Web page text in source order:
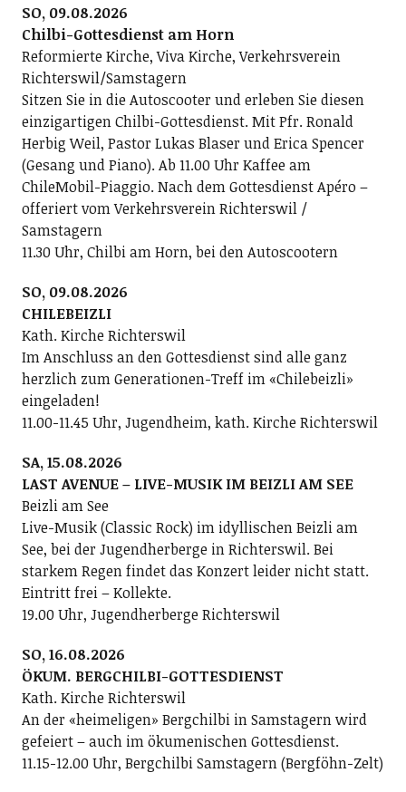
SO, 09.08.2026
Chilbi-Gottesdienst am Horn
Reformierte Kirche, Viva Kirche, Verkehrsverein
Richterswil/Samstagern
Sitzen Sie in die Autoscooter und erleben Sie diesen
einzigartigen Chilbi-Gottesdienst. Mit Pfr. Ronald
Herbig Weil, Pastor Lukas Blaser und Erica Spencer
(Gesang und Piano). Ab 11.00 Uhr Kaffee am
ChileMobil-Piaggio. Nach dem Gottesdienst Apéro –
offeriert vom Verkehrsverein Richterswil /
Samstagern
11.30 Uhr, Chilbi am Horn, bei den Autoscootern
SO, 09.08.2026
CHILEBEIZLI
Kath. Kirche Richterswil
Im Anschluss an den Gottesdienst sind alle ganz
herzlich zum Generationen-Treff im «Chilebeizli»
eingeladen!
11.00-11.45 Uhr, Jugendheim, kath. Kirche Richterswil
SA, 15.08.2026
LAST AVENUE – LIVE-MUSIK IM BEIZLI AM SEE
Beizli am See
Live-Musik (Classic Rock) im idyllischen Beizli am
See, bei der Jugendherberge in Richterswil. Bei
starkem Regen findet das Konzert leider nicht statt.
Eintritt frei – Kollekte.
19.00 Uhr, Jugendherberge Richterswil
SO, 16.08.2026
ÖKUM. BERGCHILBI-GOTTESDIENST
Kath. Kirche Richterswil
An der «heimeligen» Bergchilbi in Samstagern wird
gefeiert – auch im ökumenischen Gottesdienst.
11.15-12.00 Uhr, Bergchilbi Samstagern (Bergföhn-Zelt)